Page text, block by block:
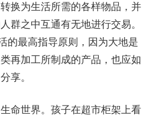
换为生活所需的各样物品，并
群之中互通有无地进行交易。
的最高指导原则，因为大地是
再加工所制成的产品，也应如
享。
命世界。孩子在超市柜架上看